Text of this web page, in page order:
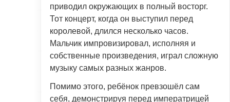
приводил окружающих в полный восторг.
Тот концерт, когда он выступил перед
королевой, длился несколько часов.
Мальчик импровизировал, исполняя и
собственные произведения, играл сложную
музыку самых разных жанров.
Помимо этого, ребёнок превзошёл сам
себя, демонстрируя перед императрицей